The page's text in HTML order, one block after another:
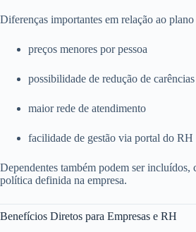
Diferenças importantes em relação ao
preços menores por pessoa
possibilidade de redução de carências
maior rede de atendimento
facilidade de gestão via portal do RH
Dependentes também podem ser incluídos,
política definida na empresa.
Benefícios Diretos para Empresas e RH